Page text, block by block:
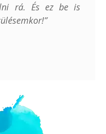
rá. És ez be is